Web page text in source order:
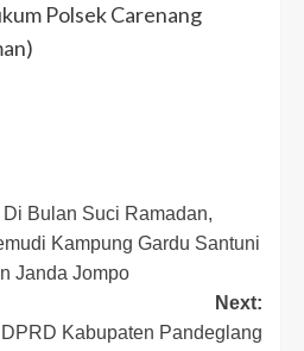
Polsek Carenang
Bulan Suci Ramadan,
Kampung Gardu Santuni
Janda Jompo
Next:
Kabupaten Pandeglang